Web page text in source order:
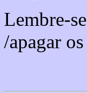
Lembre-
/apagar